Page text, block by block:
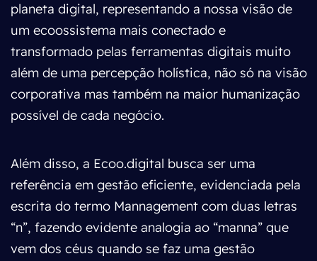
planeta digital, representando a nossa visão de
um ecoossistema mais conectado e
transformado pelas ferramentas digitais muito
além de uma percepção holística, não só na visão
corporativa mas também na maior humanização
possível de cada negócio.
Além disso, a Ecoo.digital busca ser uma
referência em gestão eficiente, evidenciada pela
escrita do termo Mannagement com duas letras
“n”, fazendo evidente analogia ao “manna” que
vem dos céus quando se faz uma gestão